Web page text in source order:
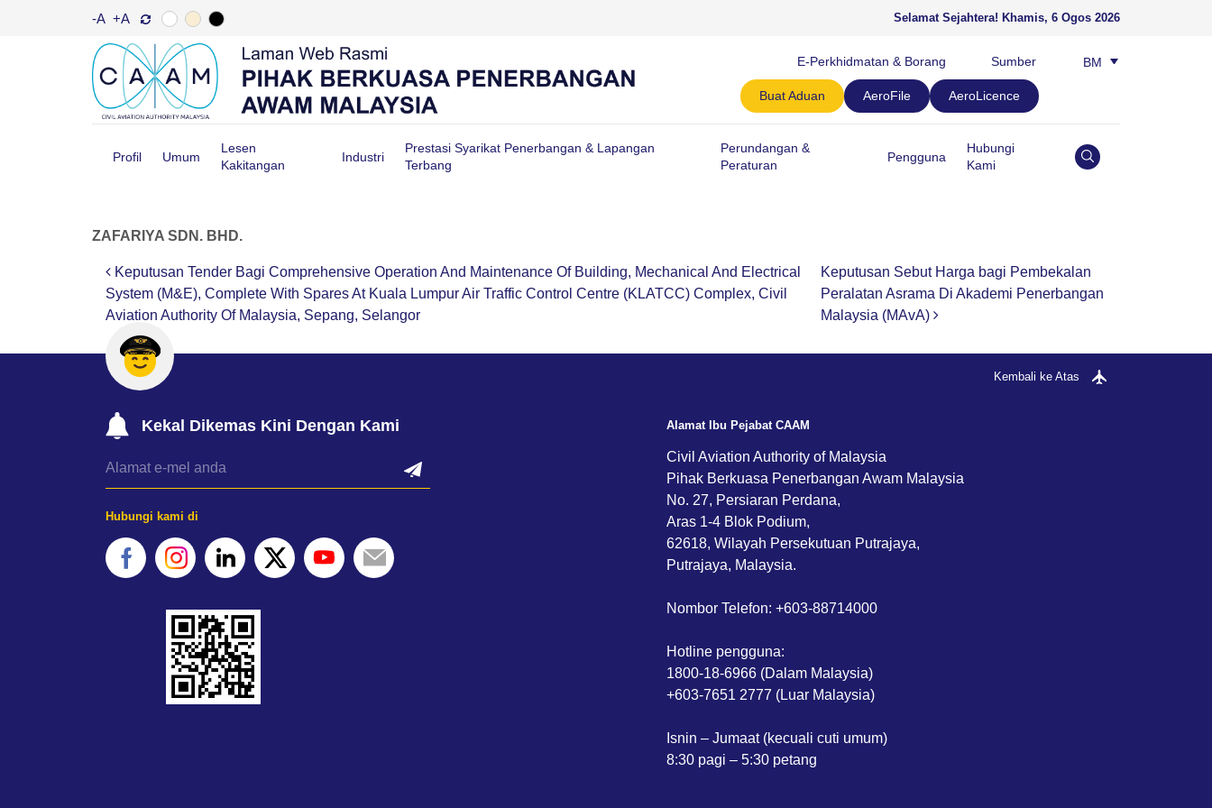
-A +A Selamat Sejahtera! Khamis, 6 Ogos 2026
E-Perkhidmatan & Borang Sumber
BM
Buat Aduan AeroFile AeroLicence
Profil Umum
Lesen
Kakitangan
Industri
Prestasi Syarikat Penerbangan & Lapangan
Terbang
Perundangan &
Peraturan
Pengguna
Hubungi
Kami
ZAFARIYA SDN. BHD.
Post navigation
Keputusan Tender Bagi Comprehensive Operation And Maintenance Of Building, Mechanical And Electrical
System (M&E), Complete With Spares At Kuala Lumpur Air Traffic Control Centre (KLATCC) Complex, Civil
Aviation Authority Of Malaysia, Sepang, Selangor
Keputusan Sebut Harga bagi Pembekalan
Peralatan Asrama Di Akademi Penerbangan
Malaysia (MAvA)
Kembali ke Atas
Kekal Dikemas Kini Dengan Kami
Hubungi kami di
Alamat Ibu Pejabat CAAM
Civil Aviation Authority of Malaysia
Pihak Berkuasa Penerbangan Awam Malaysia
No. 27, Persiaran Perdana,
Aras 1-4 Blok Podium,
62618, Wilayah Persekutuan Putrajaya,
Putrajaya, Malaysia.
Nombor Telefon: +603-88714000
Hotline pengguna:
1800-18-6966 (Dalam Malaysia)
+603-7651 2777 (Luar Malaysia)
Isnin – Jumaat (kecuali cuti umum)
8:30 pagi – 5:30 petang